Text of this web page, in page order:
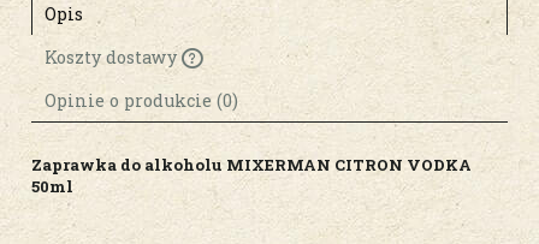
Opis
Koszty dostawy
Cena nie zawiera ewentualnych kosztów
płatności
Opinie o produkcie (0)
Zaprawka do alkoholu MIXERMAN CITRON VODKA
50ml